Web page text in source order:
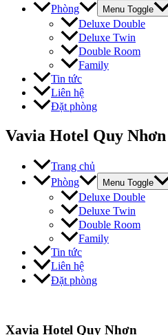
Phòng
Menu Toggle
Deluxe Double
Deluxe Twin
Double Room
Family
Tin tức
Liên hệ
Đặt phòng
Vavia Hotel Quy Nhơn
Trang chủ
Phòng
Menu Toggle
Deluxe Double
Deluxe Twin
Double Room
Family
Tin tức
Liên hệ
Đặt phòng
Xavia Hotel Quy Nhơn